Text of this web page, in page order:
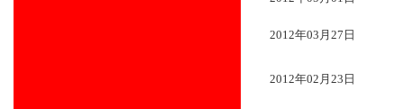
2012年03月27日
2012年02月23日